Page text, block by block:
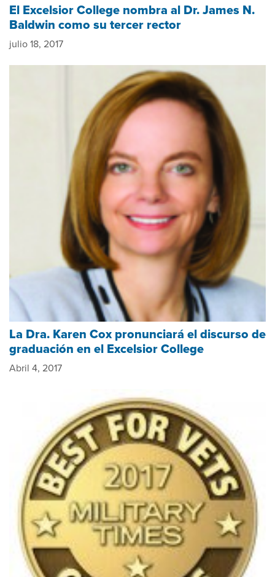
El Excelsior College nombra al Dr. James N.
Baldwin como su tercer rector
julio 18, 2017
La Dra. Karen Cox pronunciará el discurso de
graduación en el Excelsior College
Abril 4, 2017